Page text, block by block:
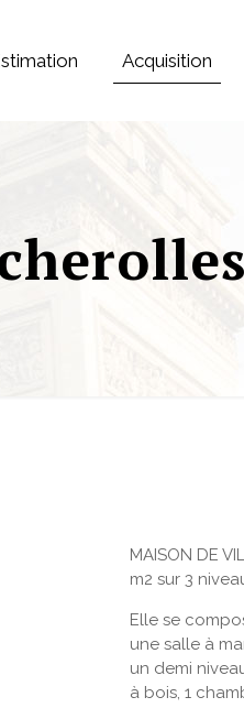
Acquisition
MAISON DE
m2 sur 3
Elle se
une salle à
un demi
à bois, 1